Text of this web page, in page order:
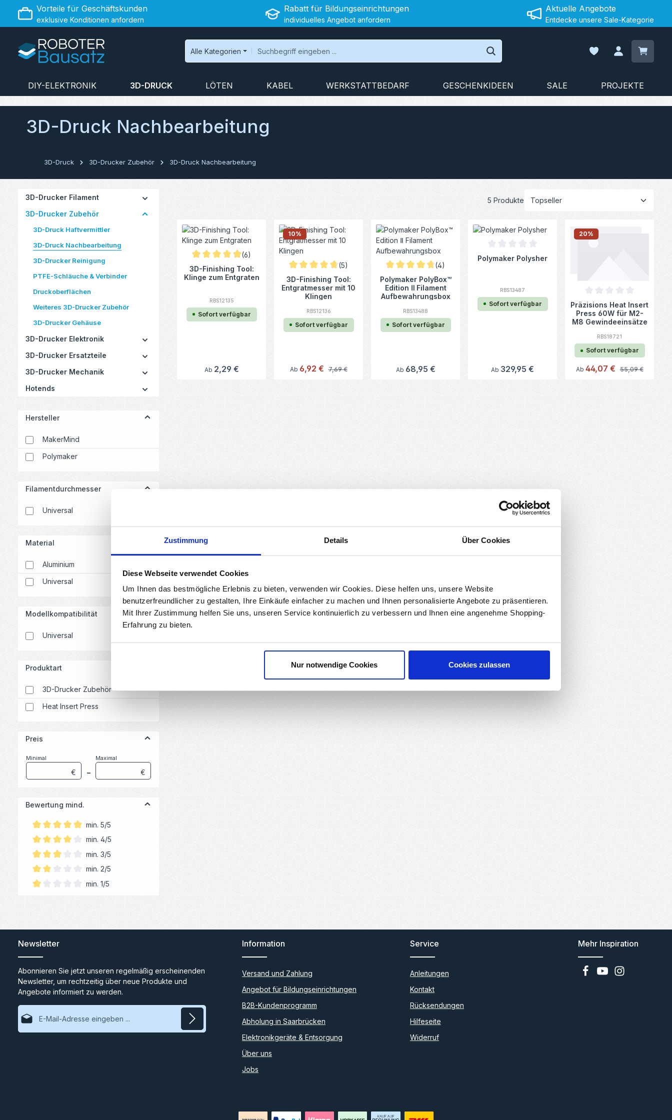
Zustimmung Details Über Cookies
Diese Webseite verwendet Cookies
Um Ihnen das bestmögliche Erlebnis zu bieten, verwenden wir Cookies. Diese helfen uns, unsere Website
benutzerfreundlicher zu gestalten, Ihre Einkäufe einfacher zu machen und Ihnen personalisierte Angebote zu präsentieren.
Mit Ihrer Zustimmung helfen Sie uns, unseren Service kontinuierlich zu verbessern und Ihnen eine angenehme Shopping-
Erfahrung zu bieten.
Nur notwendige Cookies Cookies zulassen
Hauptinhalt springen
Zur Suche springen
Zur Hauptnavigation springen
Vorteile für Geschäftskunden
exklusive Konditionen anfordern
Rabatt für Bildungseinrichtungen
individuelles Angebot anfordern
Aktuelle Angebote
Entdecke unsere Sale-Kategorie
Alle Kategorien
Du hast 0 Produkte
DIY-ELEKTRONIK 3D-DRUCK LÖTEN KABEL WERKSTATTBEDARF GESCHENKIDEEN SALE PROJEKTE
3D-Druck Nachbearbeitung
3D-Druck 3D-Drucker Zubehör 3D-Druck Nachbearbeitung
3D-Drucker Filament
3D-Drucker Zubehör
3D-Druck Haftvermittler
3D-Druck Nachbearbeitung
3D-Drucker Reinigung
PTFE-Schläuche & Verbinder
Druckoberflächen
Weiteres 3D-Drucker Zubehör
3D-Drucker Gehäuse
3D-Drucker Elektronik
3D-Drucker Ersatzteile
3D-Drucker Mechanik
Hotends
Hersteller
MakerMind
Polymaker
Filamentdurchmesser
Universal
Material
Aluminium
Universal
Modellkompatibilität
Universal
Produktart
3D-Drucker Zubehör
Heat Insert Press
Preis
Minimal
€ –
Maximal
€
Bewertung mind.
Filter hinzufügen: Minimum Bewertung von 5 von 5 Sternen
min. 5/5
Filter hinzufügen: Minimum Bewertung von 4 von 5 Sternen
min. 4/5
Filter hinzufügen: Minimum Bewertung von 3 von 5 Sternen
min. 3/5
Filter hinzufügen: Minimum Bewertung von 2 von 5 Sternen
min. 2/5
min. 1/5
5 Produkte
Durchschnittliche Bewertung von 4.92 von 5 Sternen
(6)
3D-Finishing Tool:
Klinge zum Entgraten
RBS12135
Sofort verfügbar
Regulärer Preis:
Ab 2,29 €
10%
Durchschnittliche Bewertung von 4.7 von 5 Sternen
(5)
3D-Finishing Tool:
Entgratmesser mit 10
Klingen
RBS12136
Sofort verfügbar
Verkaufspreis:
Ab 6,92 € Regulärer Preis:
7,69 €
Durchschnittliche Bewertung von 4.75 von 5 Sternen
(4)
Polymaker PolyBox™
Edition Ⅱ Filament
Aufbewahrungsbox
RBS13488
Sofort verfügbar
Regulärer Preis:
Ab 68,95 €
Durchschnittliche Bewertung von 0 von 5 Sternen
Polymaker Polysher
RBS13487
Sofort verfügbar
Regulärer Preis:
Ab 329,95 €
20%
Durchschnittliche
Präzisions Heat Insert
Press 60W für M2-
M8 Gewindeeinsätze
Temperaturregelung
RBS18721
Sofort verfügbar
Verkaufspreis:
Ab 44,07 € Regulärer Preis:
55,09 €
Newsletter
Abonnieren Sie jetzt unseren regelmäßig erscheinenden
Newsletter, um rechtzeitig über neue Produkte und
Angebote informiert zu werden.
E-Mail-Adresse*
Information
Versand und Zahlung
Angebot für Bildungseinrichtungen
B2B-Kundenprogramm
Abholung in Saarbrücken
Elektronikgeräte & Entsorgung
Über uns
Jobs
Service
Anleitungen
Kontakt
Rücksendungen
Hilfeseite
Widerruf
Mehr Inspiration